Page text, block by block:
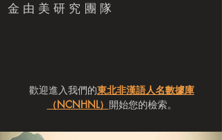
​金由美研究團隊
歡迎進入我們的東北非漢語人名數據庫
（NCNHNL） 開始您的檢索。